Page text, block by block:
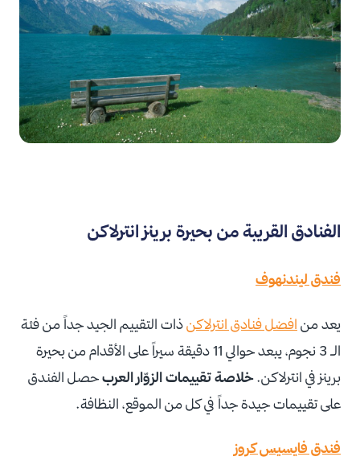
الفنادق القريبة من بحيرة برينز انترلاكن
فندق ليندنهوف
يعد من افضل فنادق انترلاكنذات التقييم الجيد جداً من فئة
الـ 3 نجوم، يبعد حوالي 11 دقيقة سيراً على الأقدام من بحيرة
برينز في انترلاكن.خلاصة تقييمات الزوّار العربحصل الفندق
على تقييمات جيدة جداً في كل من الموقع، النظافة.
فندق فايسيس كروز